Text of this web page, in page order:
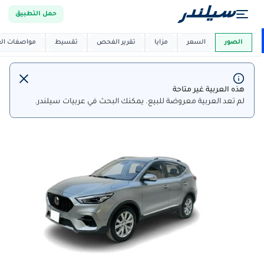
حمل التطبيق
العربية دي ماركت
هذه العربية غير متاحة
لم تعد العربية معروضة للبيع. يمكنك البحث في عربيات سيلندر.
الصور السعر مزايا تقرير الفحص تقسيط مواصفات